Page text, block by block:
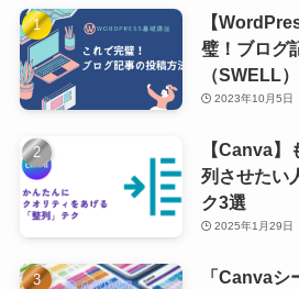
【
璧！ブログ
（SWELL）
2023年10月5日
【Canva
列させたい
ク3選
2025年1月29日
「Canva